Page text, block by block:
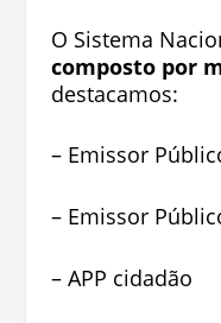
O Sistema
composto por
destacamos:
– Emissor
– Emissor
– APP cidadão